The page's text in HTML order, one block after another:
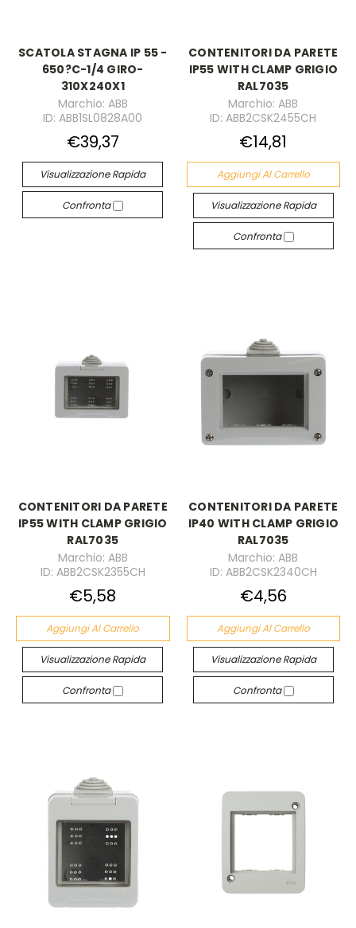
SCATOLA STAGNA IP 55 -
650?C-1/4 GIRO-
310X240X1
Marchio: ABB
ID: ABB1SL0828A00
€39,37
Visualizzazione Rapida
Confronta
CONTENITORI DA PARETE
IP55 WITH CLAMP GRIGIO
RAL7035
Marchio: ABB
ID: ABB2CSK2455CH
€14,81
Aggiungi Al Carrello
Visualizzazione Rapida
Confronta
CONTENITORI DA PARETE
IP55 WITH CLAMP GRIGIO
RAL7035
Marchio: ABB
ID: ABB2CSK2355CH
€5,58
Aggiungi Al Carrello
Visualizzazione Rapida
Confronta
CONTENITORI DA PARETE
IP40 WITH CLAMP GRIGIO
RAL7035
Marchio: ABB
ID: ABB2CSK2340CH
€4,56
Aggiungi Al Carrello
Visualizzazione Rapida
Confronta